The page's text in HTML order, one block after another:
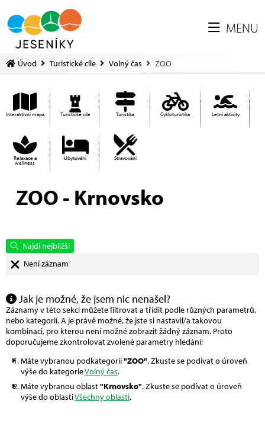
MENU
Úvod Turistické cíle Volný čas ZOO
Interaktivní mapa Turistické cíle Turistika Cykloturistika Letní aktivity
Relaxace a
wellness
Ubytování Stravování
ZOO - Krnovsko
Najdi nejbližší
Není záznam
Jak je možné, že jsem nic nenašel?
Záznamy v této sekci můžete filtrovat a třídit podle různých parametrů,
nebo kategorií. A je právě možné, že jste si nastavil/a takovou
kombinaci, pro kterou není možné zobrazit žádný záznam. Proto
doporučujeme zkontrolovat zvolené parametry hledání:
Máte vybranou podkategorii"ZOO". Zkuste se podívat o úroveň
výše do kategorieVolný čas.
Máte vybranou oblast"Krnovsko". Zkuste se podívat o úroveň
výše do oblastiVšechny oblasti.